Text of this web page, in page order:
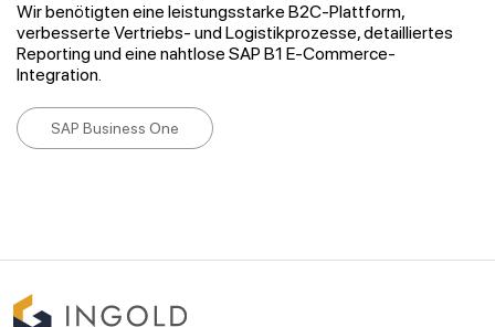
Wir benötigten eine leistungsstarke B2C-Plattform,
verbesserte Vertriebs- und Logistikprozesse, detailliertes
Reporting und eine nahtlose SAP B1 E-Commerce-
Integration.
SAP Business One